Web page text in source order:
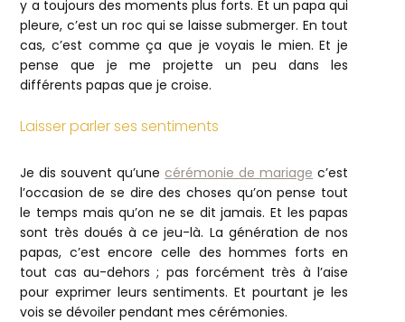
y a toujours des moments plus forts. Et un papa qui
pleure, c’est un roc qui se laisse submerger. En tout
cas, c’est comme ça que je voyais le mien. Et je
pense que je me projette un peu dans les
différents papas que je croise.
Laisser parler ses sentiments
Je dis souvent qu’une cérémonie de mariage c’est
l’occasion de se dire des choses qu’on pense tout
le temps mais qu’on ne se dit jamais. Et les papas
sont très doués à ce jeu-là. La génération de nos
papas, c’est encore celle des hommes forts en
tout cas au-dehors ; pas forcément très à l’aise
pour exprimer leurs sentiments. Et pourtant je les
vois se dévoiler pendant mes cérémonies.